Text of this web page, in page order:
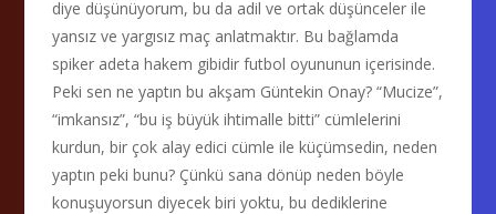
diye düşünüyorum, bu da adil ve ortak düşünceler ile
yansız ve yargısız maç anlatmaktır. Bu bağlamda
spiker adeta hakem gibidir futbol oyununun içerisinde.
Peki sen ne yaptın bu akşam Güntekin Onay? “Mucize”,
“imkansız”, “bu iş büyük ihtimalle bitti” cümlelerini
kurdun, bir çok alay edici cümle ile küçümsedin, neden
yaptın peki bunu? Çünkü sana dönüp neden böyle
konuşuyorsun diyecek biri yoktu, bu dediklerine